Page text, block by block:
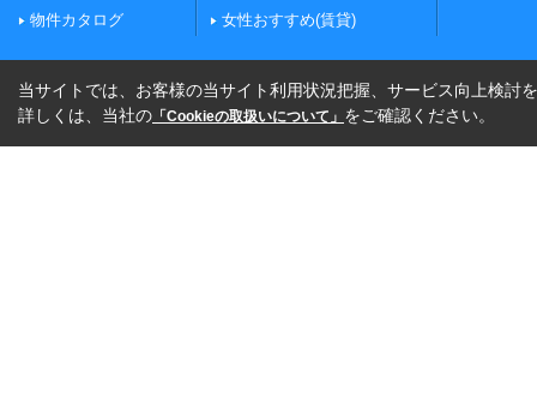
物件カタログ
女性おすすめ(賃貸)
当サイトでは、お客様の当サイト利用状況把握、サービス向上検討
詳しくは、当社の 「Cookieの取扱いについて」 をご確認ください。